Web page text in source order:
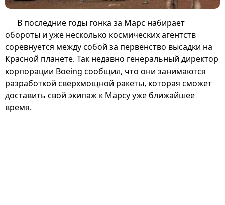
В последние годы гонка за Марс набирает
обороты и уже несколько космических агентств
соревнуется между собой за первенство высадки на
Красной планете. Так недавно генеральный директор
корпорации Boeing сообщил, что они занимаются
разработкой сверхмощной ракеты, которая сможет
доставить свой экипаж к Марсу уже ближайшее
время.